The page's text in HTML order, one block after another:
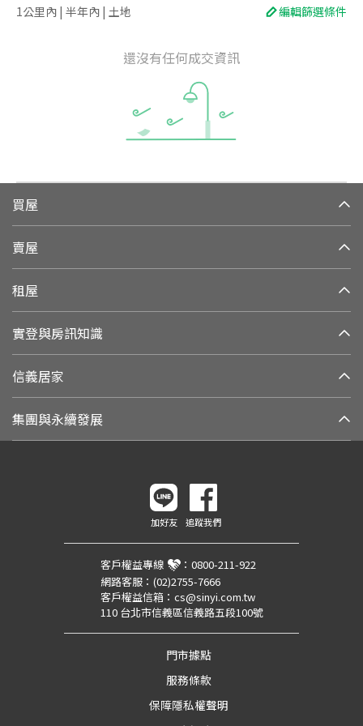
1公里內 | 半年內 | 土地 編輯篩選條件
還沒有任何成交資訊
買屋
賣屋
租屋
實登與房訊知識
信義居家
集團與永續發展
加好友 追蹤我們
客戶權益專線 ： 0800-211-922
網路客服： (02)2755-7666
客戶權益信箱： cs@sinyi.com.tw
110 台北市信義區信義路五段100號
門市據點
服務條款
保障隱私權聲明